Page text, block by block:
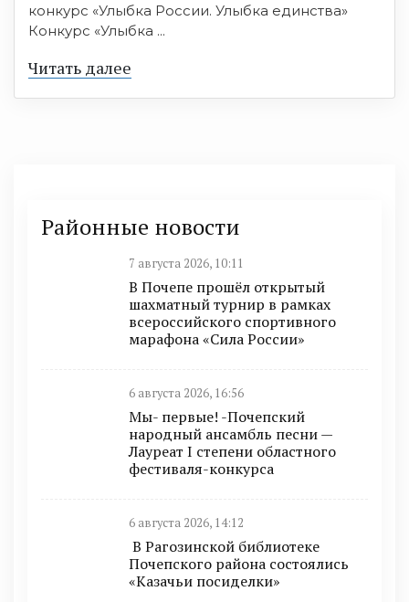
конкурс «Улыбка России. Улыбка единства»
Конкурс «Улыбка ...
Читать далее
Районные новости
7 августа 2026, 10:11
В Почепе прошёл открытый
шахматный турнир в рамках
всероссийского спортивного
марафона «Сила России»
6 августа 2026, 16:56
Мы- первые! -Почепский
народный ансамбль песни —
Лауреат I степени областного
фестиваля-конкурса
6 августа 2026, 14:12
В Рагозинской библиотеке
Почепского района состоялись
«Казачьи посиделки»